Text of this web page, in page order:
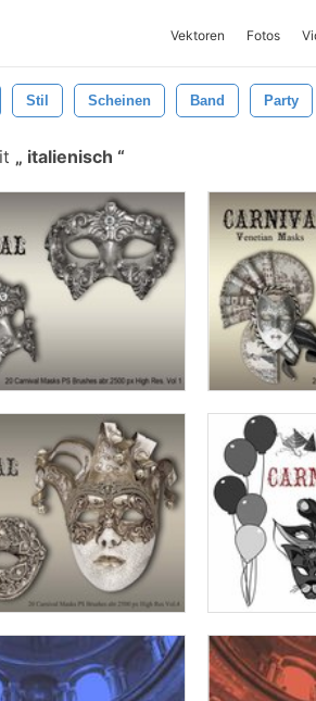
Vektoren Fotos
Stil Scheinen Band Party
italienisch